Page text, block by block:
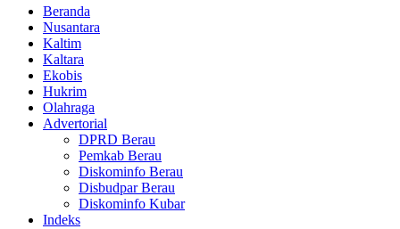
Beranda
Nusantara
Kaltim
Kaltara
Ekobis
Hukrim
Olahraga
Advertorial
DPRD Berau
Pemkab Berau
Diskominfo Berau
Disbudpar Berau
Diskominfo Kubar
Indeks